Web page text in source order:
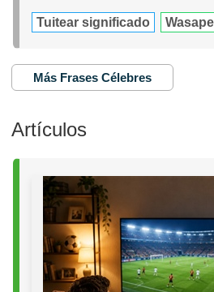
Tuitear significado
Más Frases Célebres
Artículos